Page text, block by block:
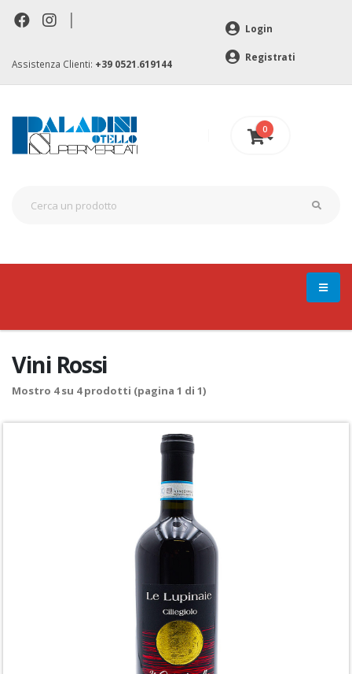
|
Assistenza Clienti: +39 0521.619144
Login
Registrati
0
Vini Rossi
Mostro 4su 4prodotti (pagina 1 di 1)